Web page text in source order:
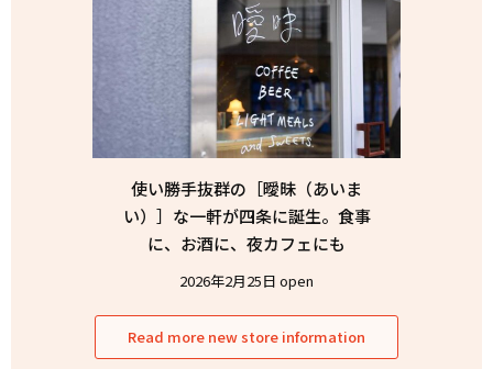
使い勝手抜群の［曖昧（あいま
い）］な一軒が四条に誕生。食事
に、お酒に、夜カフェにも
2026年2月25日 open
Read more new store information